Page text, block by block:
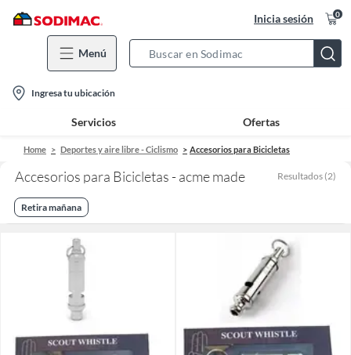
Inicia sesión 0
Menú
Bar
location-
icon
Ingresa tu ubicación
Servicios Ofertas
Home Deportes y aire libre - Ciclismo Accesorios para Bicicletas
Accesorios para Bicicletas - acme made Resultados (2)
Retira mañana